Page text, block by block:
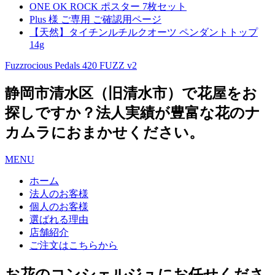
ONE OK ROCK ポスター 7枚セット
Plus 様 ご専用 ご確認用ページ
【天然】タイチンルチルクオーツ ペンダントトップ
14g
Fuzzrocious Pedals 420 FUZZ v2
静岡市清水区（旧清水市）で花屋をお
探しですか？法人実績が豊富な花のナ
カムラにおまかせください。
MENU
ホーム
法人のお客様
個人のお客様
選ばれる理由
店舗紹介
ご注文はこちらから